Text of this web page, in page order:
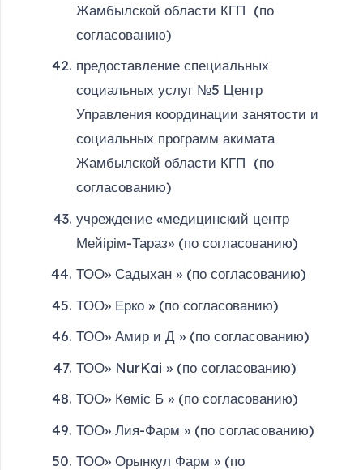
Жамбылской области КГП (по
согласованию)
предоставление специальных
социальных услуг №5 Центр
Управления координации занятости и
социальных программ акимата
Жамбылской области КГП (по
согласованию)
учреждение «медицинский центр
Мейірім-Тараз» (по согласованию)
ТОО» Садыхан » (по согласованию)
ТОО» Ерко » (по согласованию)
ТОО» Амир и Д » (по согласованию)
ТОО» NurKai » (по согласованию)
ТОО» Көміс Б » (по согласованию)
ТОО» Лия-Фарм » (по согласованию)
ТОО» Орынкул Фарм » (по